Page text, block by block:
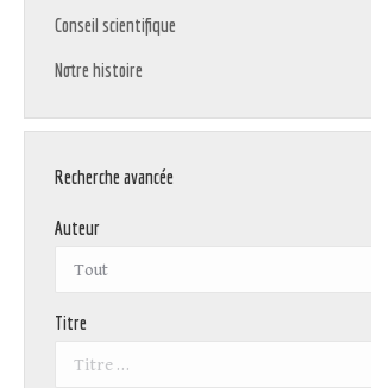
Conseil scientifique
Notre histoire
Recherche avancée
Auteur
Titre